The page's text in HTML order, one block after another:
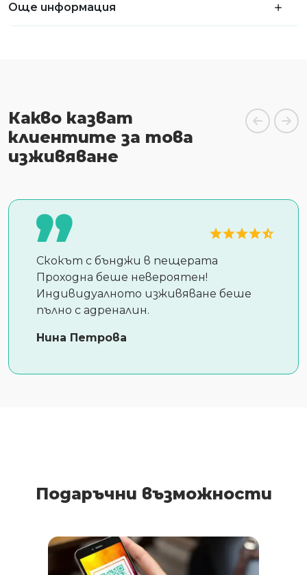
Още информация
Какво казват
клиентите за това
изживяване
Скокът с бънджи в пещерата
Проходна беше невероятен!
Индивидуалното изживяване беше
пълно с адреналин.
Нина Петрова
Подаръчни възможности